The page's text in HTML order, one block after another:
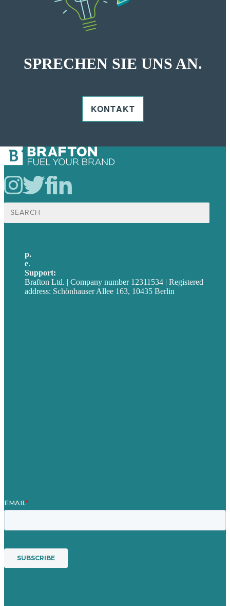
SPRECHEN SIE UNS AN.
KONTAKT
Suche
nach:
p.
e.
Support:
Brafton Ltd. | Company number 12311534 | Registered
address: Schönhauser Allee 163, 10435 Berlin